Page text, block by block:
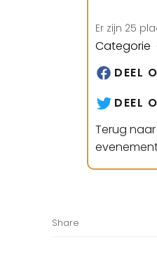
Er zijn 25
Categorie
DEEL
DEEL
Terug naar
Share